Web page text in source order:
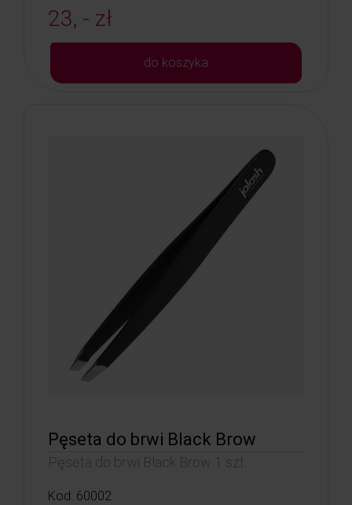
23, - zł
do koszyka
Pęseta do brwi Black Brow
Pęseta do brwi Black Brow 1 szt.
Kod: 60002